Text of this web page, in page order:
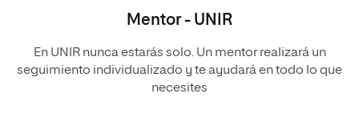
Mentor - UNIR
En UNIR nunca estarás solo. Un mentor realizará un
seguimiento individualizado y te ayudará en todo lo que
necesites